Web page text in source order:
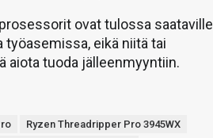
ovat tulossa saataville
eikä niitä tai
aiota tuoda jälleenmyyntiin.
Ryzen Threadripper Pro 3945WX